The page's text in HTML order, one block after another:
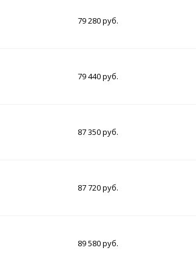
79 280 руб.
79 440 руб.
87 350 руб.
87 720 руб.
89 580 руб.